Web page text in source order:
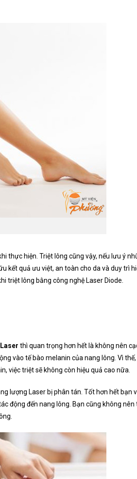
thực hiện. Triệt lông cũng vậy, nếu lưu ý
kết quả ưu việt, an toàn cho da và duy trì
triệt lông bằng công nghệ Laser Diode.
thì quan trọng hơn hết là không nên
vào tế bào melanin của nang lông. Vì thế,
việc triệt sẽ không còn hiệu quả cao nữa.
lượng Laser bị phân tán. Tốt hơn hết bạn
động đến nang lông. Bạn cũng không nên